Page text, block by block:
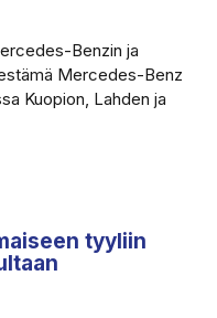
Benzin ja
Mercedes-Benz
Kuopion, Lahden ja
tyyliin